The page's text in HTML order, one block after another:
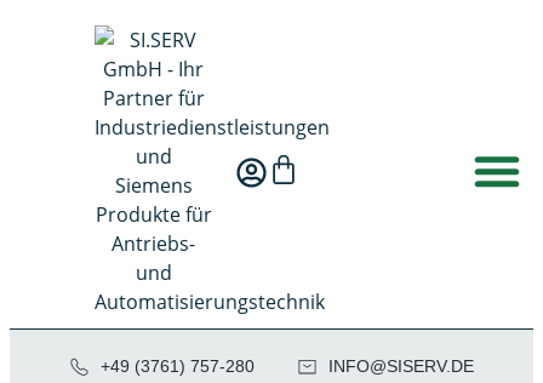
+49 (3761) 757-280 ED.VRE
SIS@OF
NI